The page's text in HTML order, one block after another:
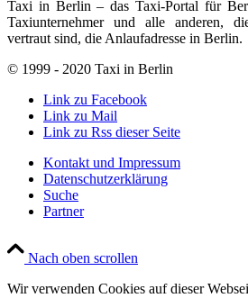
Taxi in Berlin – das Taxi-Portal für
Taxiunternehmer und alle anderen,
vertraut sind, die Anlaufadresse in Berlin.
© 1999 - 2020 Taxi in Berlin
Link zu Facebook
Link zu Mail
Link zu Rss dieser Seite
Kontakt und Impressum
Datenschutzerklärung
Suche
Partner
Nach oben scrollen
Wir verwenden Cookies auf dieser